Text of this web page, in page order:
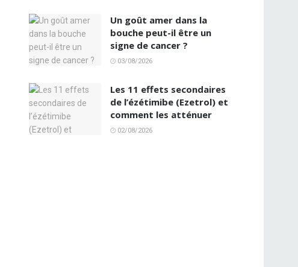
Un goût amer dans la
bouche peut-il être un
signe de cancer ?
03/08/2026
Les 11 effets secondaires
de l’ézétimibe (Ezetrol) et
comment les atténuer
02/08/2026